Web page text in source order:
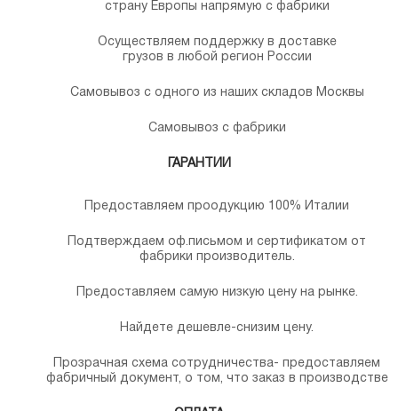
страну Европы напрямую с фабрики
Осуществляем поддержку в доставке
грузов в любой регион России
Самовывоз с одного из наших складов Москвы
Самовывоз с фабрики
ГАРАНТИИ
Предоставляем проодукцию 100% Италии
Подтверждаем оф.письмом и сертификатом от
фабрики производитель.
Предоставляем самую низкую цену на рынке.
Найдете дешевле-снизим цену.
Прозрачная схема сотрудничества- предоставляем
фабричный документ, о том, что заказ в производстве